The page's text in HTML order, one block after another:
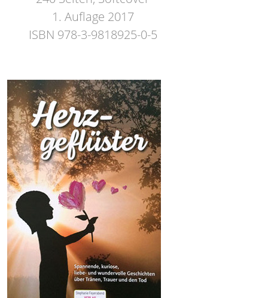
1. Auflage 2017
ISBN 978-3-9818925-0-5